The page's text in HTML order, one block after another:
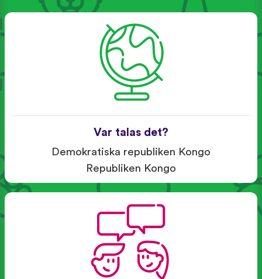
Var talas det?
Demokratiska republiken Kongo
Republiken Kongo